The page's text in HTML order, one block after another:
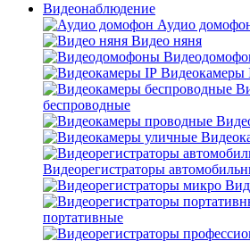
Видеонаблюдение
Аудио
Видео няня
Видеокамеры
беспроводные
Видеорегистраторы
портативные